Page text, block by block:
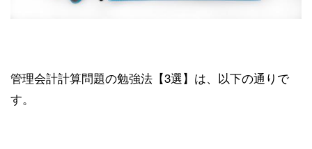
管理会計計算問題の勉強法【3選】は、以下の通りで
す。